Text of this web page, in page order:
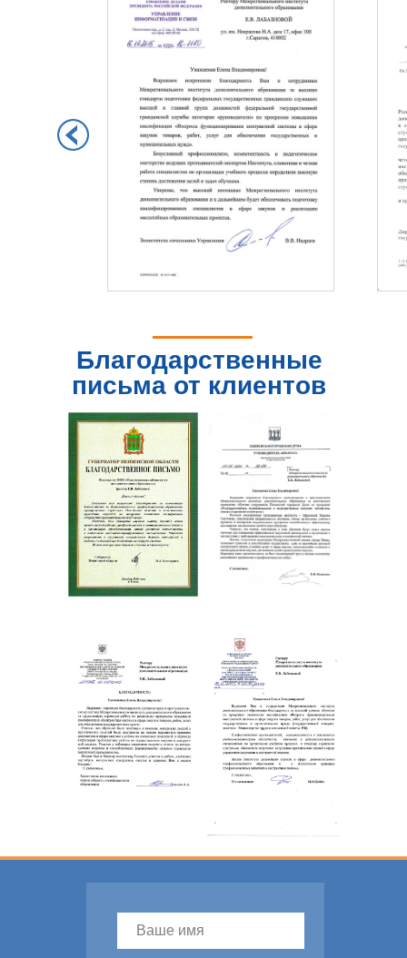
Благодарственные
письма от клиентов